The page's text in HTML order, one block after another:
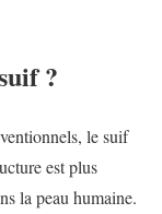
?
le suif
est plus
la peau humaine.